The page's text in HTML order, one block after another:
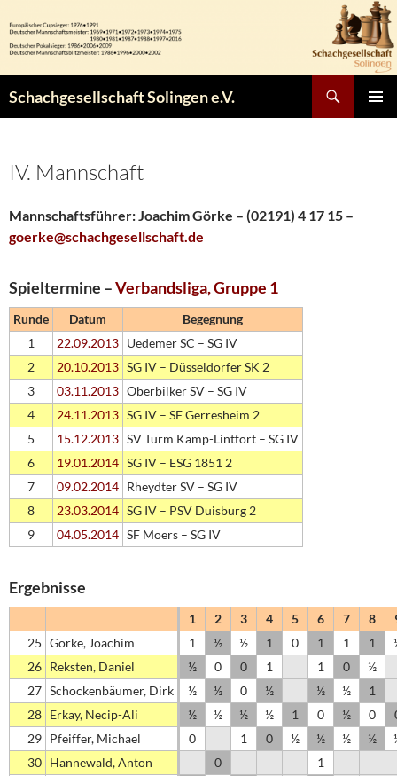
Inhalt
springen
Schachgesellschaft Solingen e.V.
IV. Mannschaft
Mannschaftsführer:Joachim Görke – (02191) 4 17 15 –
goerke@schachgesellschaft.de
Spieltermine –Verbandsliga, Gruppe 1
Runde Datum
Begegnung
1
22.09.2013 Uedemer SC – SG IV
2
20.10.2013 SG IV – Düsseldorfer SK 2
3
03.11.2013 Oberbilker SV – SG IV
4
24.11.2013 SG IV – SF Gerresheim 2
5
15.12.2013 SV Turm Kamp-Lintfort – SG IV
6
19.01.2014 SG IV – ESG 1851 2
7
09.02.2014 Rheydter SV – SG IV
8
23.03.2014 SG IV – PSV Duisburg 2
9
04.05.2014 SF Moers – SG IV
Ergebnisse
1 2 3 4 5 6 7 8
25 Görke, Joachim 1 ½ ½ 1 0 1 1 1
26 Reksten, Daniel ½ 0 0 1 1 0
½
27 Schockenbäumer, Dirk ½ ½ 0 ½ ½ ½
1
28 Erkay, Necip-Ali ½ ½ ½ ½ 1 0 ½ 0
29 Pfeiffer, Michael 0 1 0 ½ ½ ½ ½
30 Hannewald, Anton 0
1